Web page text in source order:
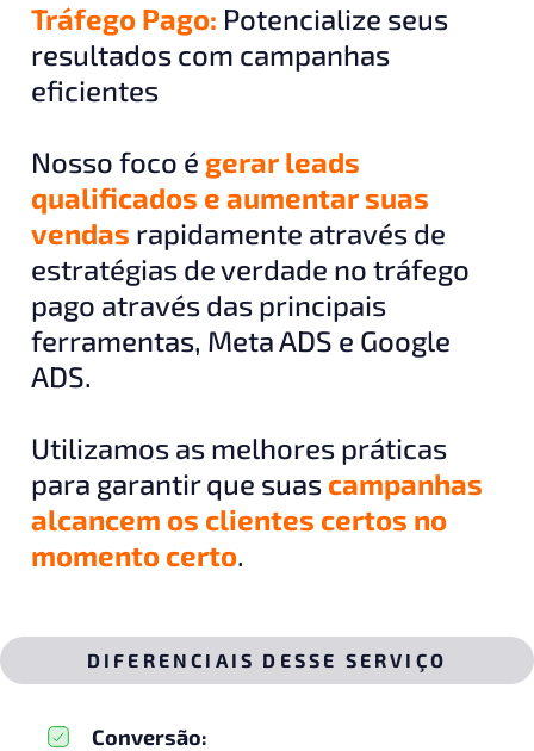
Tráfego Pago: Potencialize seus
resultados com campanhas
eficientes
Nosso foco é gerar leads
qualificados e aumentar suas
vendas rapidamente através de
estratégias de verdade no tráfego
pago através das principais
ferramentas, Meta ADS e Google
ADS.
Utilizamos as melhores práticas
para garantir que suas campanhas
alcancem os clientes certos no
momento certo.
DIFERENCIAIS DESSE SERVIÇO
Conversão: